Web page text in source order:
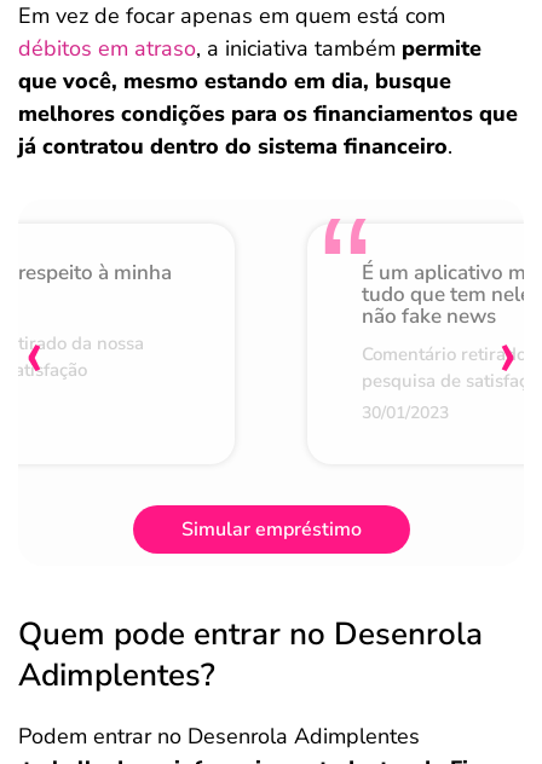
Em vez de focar apenas em quem está com
débitos em atraso, a iniciativa também permite
que você, mesmo estando em dia, busque
melhores condições para os financiamentos que
já contratou dentro do sistema financeiro.
respeito à minha
da nossa
É um aplicativo
tudo que tem nele
não fake news
Comentário retirado
pesquisa de
30/01/2023
‹ ›
Simular empréstimo
Quem pode entrar no Desenrola
Adimplentes?
Podem entrar no Desenrola Adimplentes